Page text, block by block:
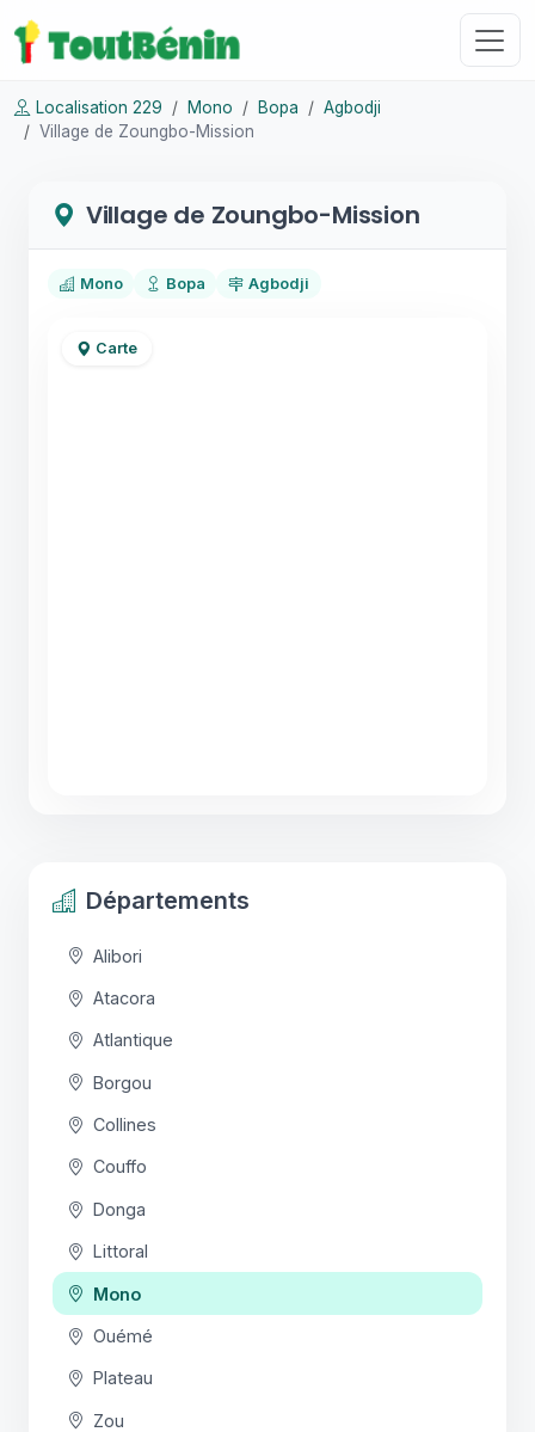
Localisation 229 Mono Bopa
Agbodji
Village de Zoungbo-Mission
Village de Zoungbo-Mission
Mono Bopa Agbodji
Carte
Départements
Alibori
Atacora
Atlantique
Borgou
Collines
Couffo
Donga
Littoral
Mono
Ouémé
Plateau
Zou